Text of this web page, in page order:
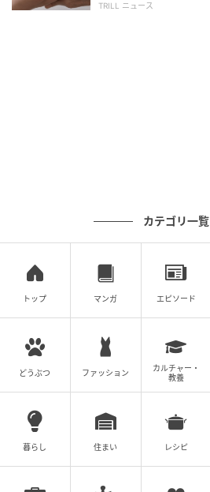
TRILL ニュース
カテゴリ一覧
トップ マンガ エピソード
どうぶつ ファッション
カルチャー・
教養
暮らし 住まい レシピ